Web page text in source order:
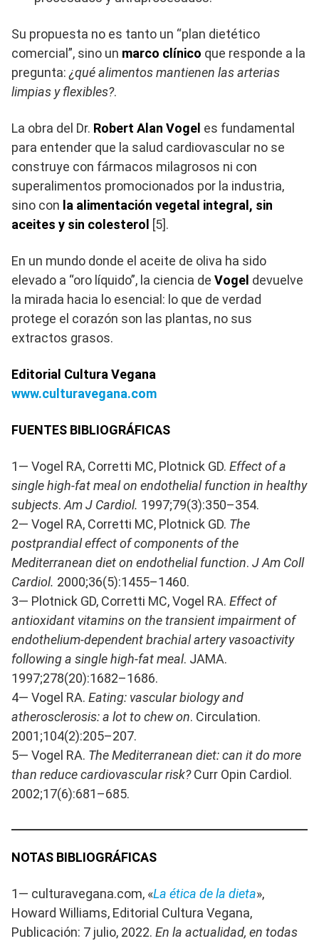
Su propuesta no es tanto un “plan dietético
comercial”, sino un marco clínico que responde a la
pregunta:¿qué alimentos mantienen las arterias
limpias y flexibles?.
La obra del Dr. Robert Alan Vogel es fundamental
para entender que la salud cardiovascular no se
construye con fármacos milagrosos ni con
superalimentos promocionados por la industria,
sino con la alimentación vegetal integral, sin
aceites y sin colesterol
[5].
En un mundo donde el aceite de oliva ha sido
elevado a “oro líquido”, la ciencia de Vogel devuelve
la mirada hacia lo esencial: lo que de verdad
protege el corazón son las plantas, no sus
extractos grasos.
Editorial Cultura Vegana
www.culturavegana.com
FUENTES BIBLIOGRÁFICAS
1— Vogel RA, Corretti MC, Plotnick GD. Effect of a
single high-fat meal on endothelial function in healthy
subjects.Am J Cardiol. 1997;79(3):350–354.
2— Vogel RA, Corretti MC, Plotnick GD. The
postprandial effect of components of the
Mediterranean diet on endothelial function. J Am Coll
Cardiol. 2000;36(5):1455–1460.
3— Plotnick GD, Corretti MC, Vogel RA. Effect of
antioxidant vitamins on the transient impairment of
endothelium-dependent brachial artery vasoactivity
following a single high-fat meal. JAMA.
1997;278(20):1682–1686.
4— Vogel RA. Eating: vascular biology and
atherosclerosis: a lot to chew on. Circulation.
2001;104(2):205–207.
5— Vogel RA. The Mediterranean diet: can it do more
than reduce cardiovascular risk?Curr Opin Cardiol.
2002;17(6):681–685.
NOTAS BIBLIOGRÁFICAS
1— culturavegana.com, «La ética de la dieta»,
Howard Williams, Editorial Cultura Vegana,
Publicación: 7 julio, 2022. En la actualidad, en todas